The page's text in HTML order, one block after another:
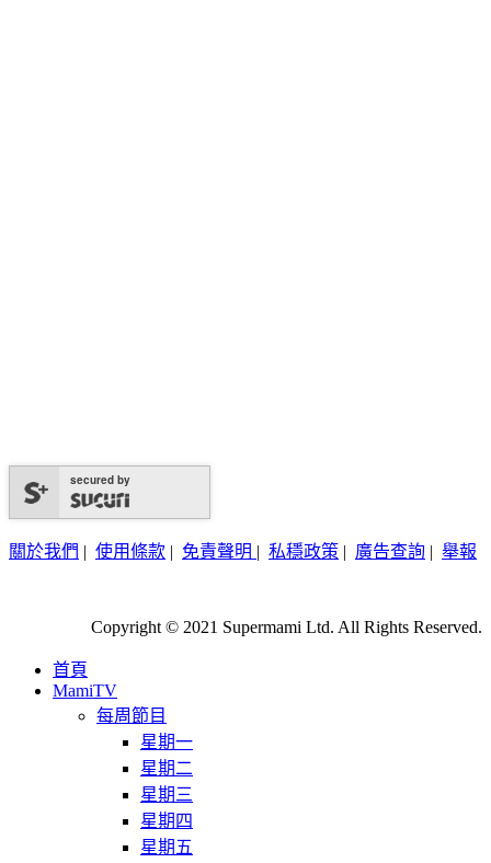
secured by
關於我們 | 使用條款 | 免責聲明 | 私穩政策 | 廣告查詢 | 舉報
Copyright © 2021 Supermami Ltd. All Rights Reserved.
首頁
MamiTV
每周節目
星期一
星期二
星期三
星期四
星期五